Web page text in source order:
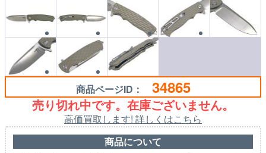
商品ページID： 34865
売り切れ中です。在庫ございません。
高価買取します! 詳しくはこちら
商品について